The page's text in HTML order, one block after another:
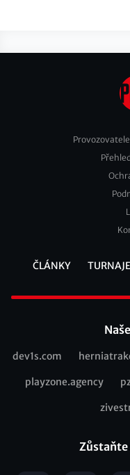
Footer
ČLÁNKY TURNAJE
Recommended
dev1s.com
playzone.agency
Zůstaňte